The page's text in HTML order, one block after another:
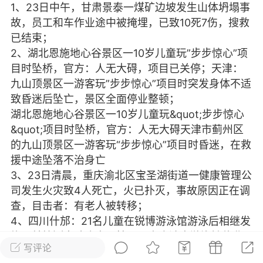
美业357 芯诗妍 卡卡美业
每次200金币 点击购买
师 小熊水光
爆汗熊
脂
卡卡动能素
皇斯普拉雅
建术
DRYY面膜 微晶溶斑术
爆款平台 Lv.8 靓号
加盟商
26 23:18
电脑端 美业资讯
闪充小白罐
本/双效闪充，养出紧致小白脸！一、项
充小白罐 = 闪充大白肌（仪器）× 草本
产品）×极光嫩肤啫喱（产品）这是一套
护...写评论
1、23日中午，甘肃景泰一煤矿边坡发生山体坍塌事
故，员工和车作业途中被掩埋，已致10死7伤，搜救
已结束；
2、湖北恩施地心谷景区一10岁儿童玩”步步惊心”项
目时坠桥，官方：人无大碍，项目已关停；天津：
九山顶景区一游客玩”步步惊心”项目时突发身体不适
致昏迷后坠亡，景区全面停业整顿；
湖北恩施地心谷景区一10岁儿童玩&quot;步步惊心
&quot;项目时坠桥，官方：人无大碍天津市蓟州区
的九山顶景区一游客玩“步步惊心”项目时昏迷，在救
援中途坠落不治身亡
3、23日清晨，重庆渝北区宝圣湖街道一健康管理公
司发生火灾致4人死亡，火已扑灭，事故原因正在调
查，目击者：有老人被转移；
4、四川什邡：21名儿童在锐博游泳馆游泳后相继发
整顿；